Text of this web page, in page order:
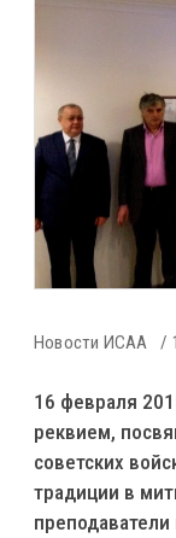
Новости ИСАА
16 февраля
реквием,
советских
традиции в